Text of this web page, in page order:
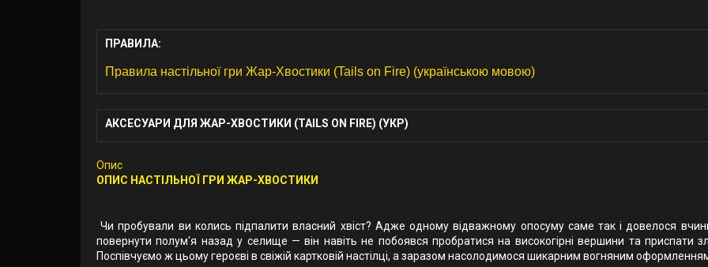
ПРАВИЛА:
Правила настільної гри Жар-Хвостики (Tails on Fire) (українською мовою)
АКСЕСУАРИ ДЛЯ ЖАР-ХВОСТИКИ (TAILS ON FIRE) (УКР)
Опис
ОПИС НАСТІЛЬНОЇ ГРИ ЖАР-ХВОСТИКИ
Чи пробували ви колись підпалити власний хвіст? Адже одному відважному опосуму саме так і довелося
повернути полум'я назад у селище — він навіть не побоявся пробратися на високогірні вершини та приспати
Поспівчуємо ж цьому героєві в свіжій картковій настілці, а заразом насолодимося шикарним вогняним